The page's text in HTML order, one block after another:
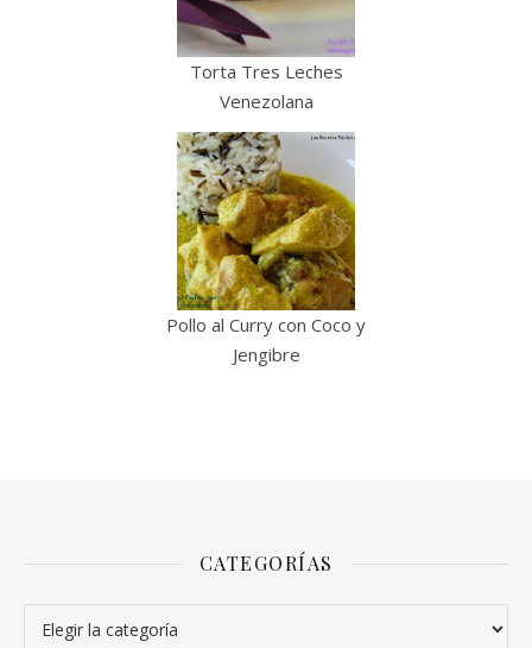
Torta Tres Leches
Venezolana
Pollo al Curry con Coco y
Jengibre
CATEGORÍAS
Categorías